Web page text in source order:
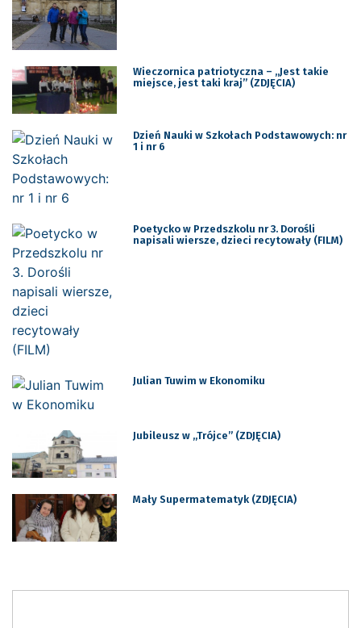
Wieczornica patriotyczna – „Jest takie
miejsce, jest taki kraj” (ZDJĘCIA)
Dzień Nauki w Szkołach Podstawowych: nr
1 i nr 6
Poetycko w Przedszkolu nr 3. Dorośli
napisali wiersze, dzieci recytowały (FILM)
Julian Tuwim w Ekonomiku
Jubileusz w „Trójce” (ZDJĘCIA)
Mały Supermatematyk (ZDJĘCIA)